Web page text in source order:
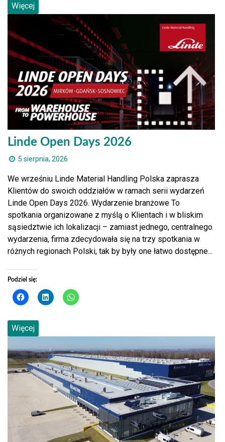
Więcej
Linde Open Days 2026
5 sierpnia, 2026
We wrześniu Linde Material Handling Polska zaprasza
Klientów do swoich oddziałów w ramach serii wydarzeń
Linde Open Days 2026. Wydarzenie branżowe To
spotkania organizowane z myślą o Klientach i w bliskim
sąsiedztwie ich lokalizacji – zamiast jednego, centralnego
wydarzenia, firma zdecydowała się na trzy spotkania w
różnych regionach Polski, tak by były one łatwo dostępne...
Podziel się:
Więcej